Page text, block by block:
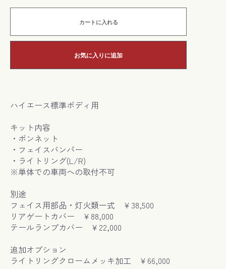
カートに入れる
お気に入りに追加
ハイエース標準ボディ用
キット内容
・ボンネット
・フェイスバンパー
・ライトリング(L/R)
※単体での車両への取付不可
別途
フェイス用部品・灯火類一式 ￥38,500
リアゲートカバー ￥88,000
テールランプカバー ￥22,000
追加オプション
ライトリングクロームメッキ加工 ￥66,000